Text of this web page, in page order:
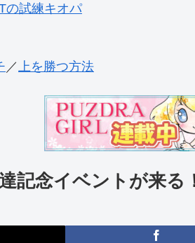
の試練キオパ
／ 上を勝つ方法
記念イベントが来る